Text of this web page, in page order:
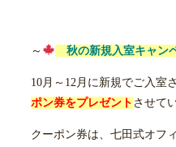
～ 秋の新規入室キャン
10月～12月に新規でご入室
ポン券をプレゼント させて
クーポン券は、七田式オフ